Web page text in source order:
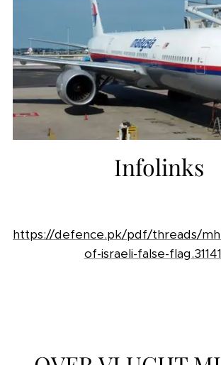
Infolinks
https://defence.pk/pdf/threads/
of-israeli-false-